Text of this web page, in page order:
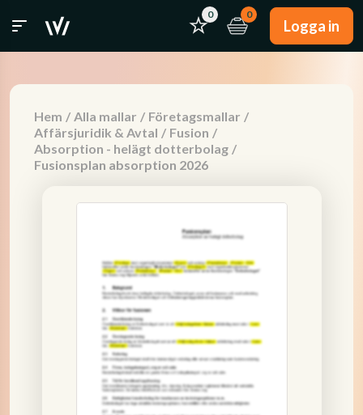
0 0
Logga in
Hem / Alla mallar / Företagsmallar /
Affärsjuridik & Avtal / Fusion /
Absorption - helägt dotterbolag /
Fusionsplan absorption 2026